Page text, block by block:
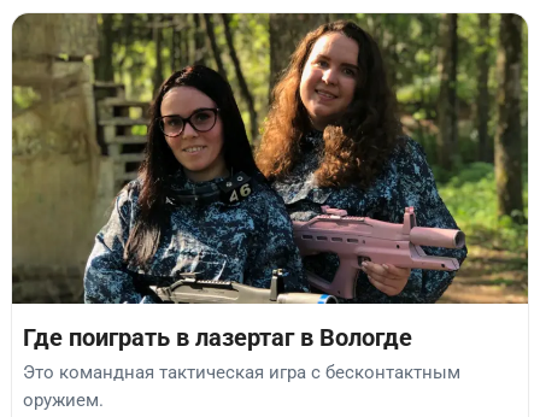
Где поиграть в лазертаг в Вологде
Это командная тактическая игра с бесконтактным
оружием.